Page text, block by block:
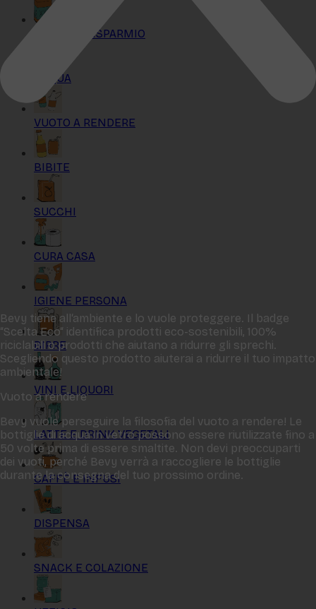
KIT MAXI RISPARMIO
ACQUA
VUOTO A RENDERE
BIBITE
SUCCHI
CURA CASA
IGIENE PERSONA
BIRRE
VINI E LIQUORI
LATTE E DRINK VEGETALI
CAFFÈ E INFUSI
DISPENSA
SNACK E COLAZIONE
Bevy tiene all‘ambiente e lo vuole proteggere. Il badge
“Scelta Eco“ identifica prodotti eco-sostenibili, 100%
riciclabili o prodotti che aiutano a ridurre gli sprechi.
Scegliendo questo prodotto aiuterai a ridurre il tuo impatto
ambientale!
Vuoto a rendere
Bevy vuole perseguire la filosofia del vuoto a rendere! Le
bottiglie di acqua in vetro possono essere riutilizzate fino a
50 volte prima di essere smaltite. Non devi preoccuparti
dei vuoti, perché Bevy verrà a raccogliere le bottiglie
durante la consegna del tuo prossimo ordine.